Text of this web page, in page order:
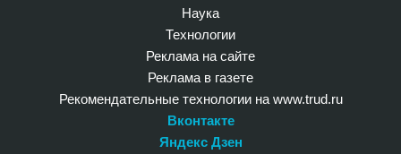
Наука
Технологии
Реклама на сайте
Реклама в газете
Рекомендательные технологии на www.trud.ru
Вконтакте
Яндекс Дзен